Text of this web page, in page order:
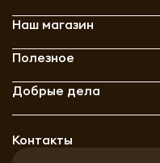
Наш магазин
Полезное
Добрые дела
Контакты